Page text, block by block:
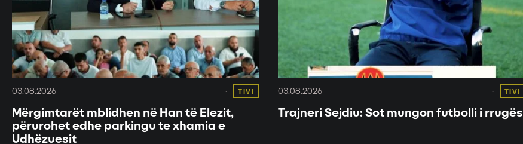
03.08.2026 TIVI
Mërgimtarët mblidhen në Han të Elezit,
përurohet edhe parkingu te xhamia e
Udhëzuesit
03.08.2026 TIVI
Trajneri Sejdiu: Sot mungon futbolli i rrugës